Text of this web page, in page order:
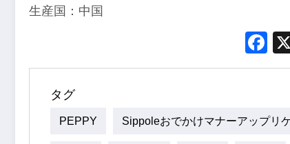
生産国：中国
タグ
PEPPY Sippoleおでかけマナーアップリ